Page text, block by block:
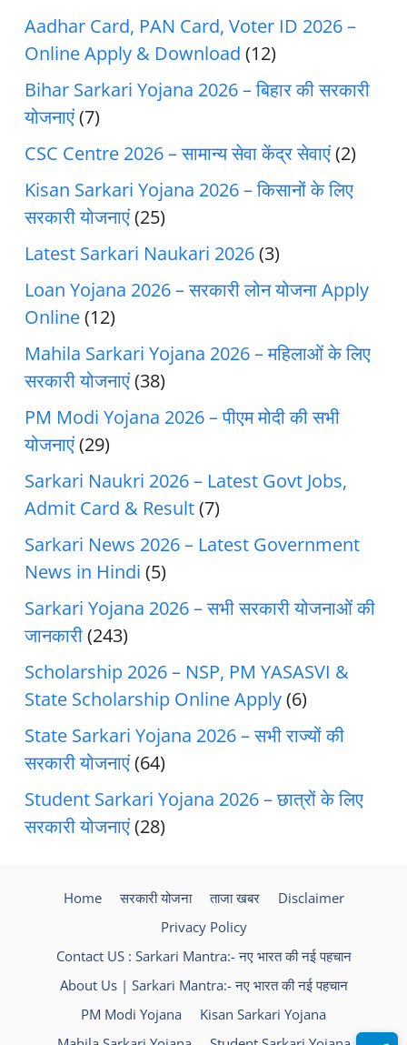
Aadhar Card, PAN Card, Voter ID 2026 –
Online Apply & Download (12)
Bihar Sarkari Yojana 2026 – बिहार की सरकारी
योजनाएं(7)
CSC Centre 2026 – सामान्य सेवा केंद्र सेवाएं(2)
Kisan Sarkari Yojana 2026 – किसानों के लिए
सरकारी योजनाएं(25)
Latest Sarkari Naukari 2026(3)
Loan Yojana 2026 – सरकारी लोन योजना Apply
Online(12)
Mahila Sarkari Yojana 2026 – महिलाओं के लिए
सरकारी योजनाएं(38)
PM Modi Yojana 2026 – पीएम मोदी की सभी
योजनाएं(29)
Sarkari Naukri 2026 – Latest Govt Jobs,
Admit Card & Result(7)
Sarkari News 2026 – Latest Government
News in Hindi (5)
Sarkari Yojana 2026 – सभी सरकारी योजनाओं की
जानकारी(243)
Scholarship 2026 – NSP, PM YASASVI &
State Scholarship Online Apply(6)
State Sarkari Yojana 2026 – सभी राज्यों की
सरकारी योजनाएं(64)
Student Sarkari Yojana 2026 – छात्रों के लिए
सरकारी योजनाएं(28)
Home सरकारी योजना ताजा खबर
Disclaimer
Privacy Policy
Contact US : Sarkari Mantra:- नए भारत की नई पहचान
About Us | Sarkari Mantra:- नए भारत की नई पहचान
PM Modi Yojana
Kisan Sarkari Yojana